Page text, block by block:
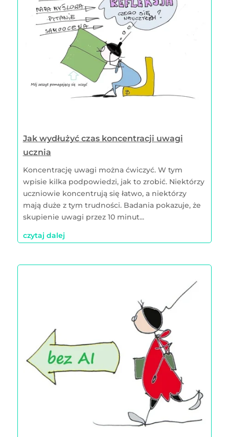
Jak wydłużyć czas koncentracji uwagi
ucznia
Koncentrację uwagi można ćwiczyć. W tym
wpisie kilka podpowiedzi, jak to zrobić. Niektórzy
uczniowie koncentrują się łatwo, a niektórzy
mają duże z tym trudności. Badania pokazuje, że
skupienie uwagi przez 10 minut...
czytaj dalej